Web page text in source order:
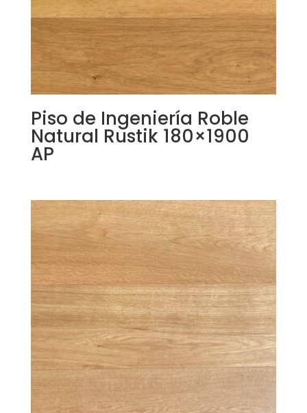
Piso de Ingeniería Roble
Natural Rustik 180×1900
AP